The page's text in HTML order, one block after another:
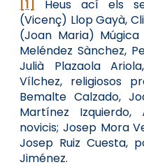
[1]
Heus ací els
(Vicenç) Llop Gayà,
(Joan Maria)
Meléndez Sànchez,
Julià Plazaola
Vílchez, religiosos
Bemalte Calzado,
Martínez Izquierdo,
novicis; Josep Mora
Josep Ruiz Cuesta,
Jiménez.